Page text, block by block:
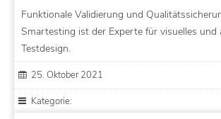
Funktionale Validierung und
Smartesting ist der Experte für visuelles und
Testdesign.
25. Oktober 2021
Kategorie: